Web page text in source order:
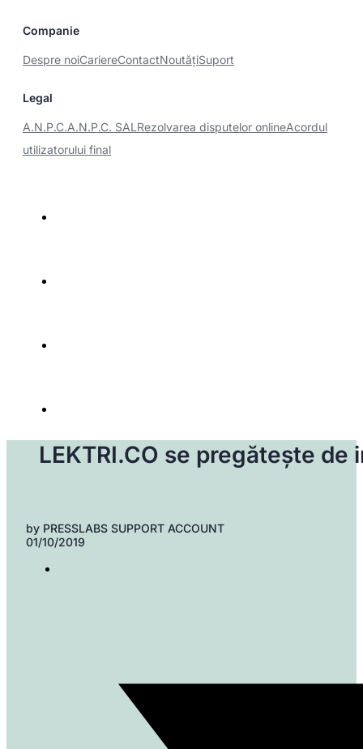
Companie
Despre noiCariereContactNoutăţiSuport
Legal
A.N.P.C.A.N.P.C. SALRezolvarea disputelor onlineAcordul
utilizatorului final
LEKTRI.CO se pregătește
by PRESSLABS SUPPORT ACCOUNT
01/10/2019